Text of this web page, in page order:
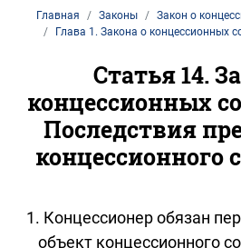
Главная Законы
Закон о
Глава 1. Закона о концессионных
Статья 14.
концессионных
Последствия
концессионного
1. Концессионер обязан
объект концессионного